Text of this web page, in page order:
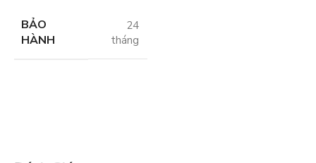
BẢO
HÀNH
24
tháng